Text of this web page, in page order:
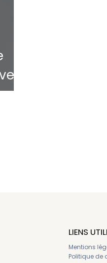
LIENS
Mentions
Politique de